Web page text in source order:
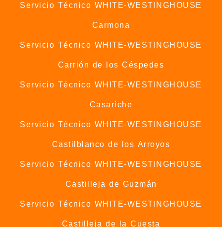
Servicio Técnico WHITE-WESTINGHOUSE
Carmona
Servicio Técnico WHITE-WESTINGHOUSE
Carrión de los Céspedes
Servicio Técnico WHITE-WESTINGHOUSE
Casariche
Servicio Técnico WHITE-WESTINGHOUSE
Castilblanco de los Arroyos
Servicio Técnico WHITE-WESTINGHOUSE
Castilleja de Guzmán
Servicio Técnico WHITE-WESTINGHOUSE
Castilleja de la Cuesta